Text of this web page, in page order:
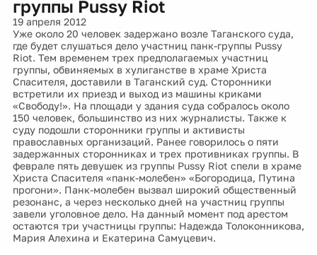
группы Pussy Riot
19 апреля 2012
Уже около 20 человек задержано возле Таганского суда,
где будет слушаться дело участниц панк-группы Pussy
Riot. Тем временем трех предполагаемых участниц
группы, обвиняемых в хулиганстве в храме Христа
Спасителя, доставили в Таганский суд. Сторонники
встретили их приезд и выход из машины криками
«Свободу!». На площади у здания суда собралось около
150 человек, большинство из них журналисты. Также к
суду подошли сторонники группы и активисты
православных организаций. Ранее говорилось о пяти
задержанных сторонниках и трех противниках группы. В
феврале пять девушек из группы Pussy Riot спели в храме
Христа Спасителя «панк-молебен» «Богородица, Путина
прогони». Панк-молебен вызвал широкий общественный
резонанс, а через несколько дней на участниц группы
завели уголовное дело. На данный момент под арестом
остаются три участницы группы: Надежда Толоконникова,
Мария Алехина и Екатерина Самуцевич.